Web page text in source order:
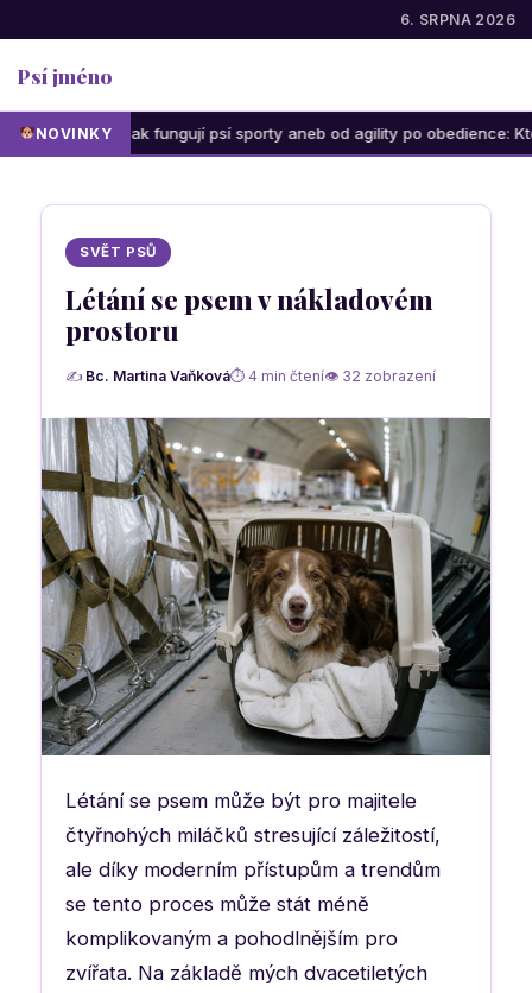
6. SRPNA 2026
Psí jméno
NOVINKY
Jak fungují psí sporty aneb od agility po obedience: Která
SVĚT PSŮ
Létání se psem v nákladovém
prostoru
✍ Bc. Martina Vaňková⏱ 4 min čtení👁 32 zobrazení
Létání se psem může být pro majitele
čtyřnohých miláčků stresující záležitostí,
ale díky moderním přístupům a trendům
se tento proces může stát méně
komplikovaným a pohodlnějším pro
zvířata. Na základě mých dvacetiletých